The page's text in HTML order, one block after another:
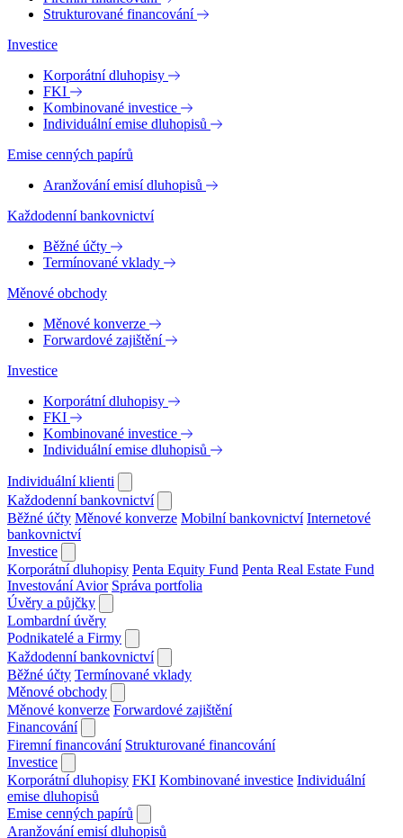
Strukturované financování
Investice
Korporátní dluhopisy
FKI
Kombinované investice
Individuální emise dluhopisů
Emise cenných papírů
Aranžování emisí dluhopisů
Každodenní bankovnictví
Běžné účty
Termínované vklady
Měnové obchody
Měnové konverze
Forwardové zajištění
Investice
Korporátní dluhopisy
FKI
Kombinované investice
Individuální emise dluhopisů
Individuální klienti
Každodenní bankovnictví
Běžné účty Měnové konverze Mobilní bankovnictví Internetové
bankovnictví
Investice
Korporátní dluhopisy Penta Equity Fund Penta Real Estate Fund
Investování Avior Správa portfolia
Úvěry a půjčky
Lombardní úvěry
Podnikatelé a Firmy
Každodenní bankovnictví
Běžné účty Termínované vklady
Měnové obchody
Měnové konverze Forwardové zajištění
Financování
Firemní financování Strukturované financování
Investice
Korporátní dluhopisy FKI Kombinované investice Individuální
emise dluhopisů
Emise cenných papírů
Aranžování emisí dluhopisů